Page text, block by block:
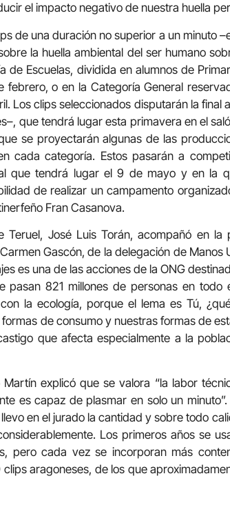
el impacto negativo de nuestra huella
de una duración no superior a un minuto
la huella ambiental del ser humano
de Escuelas, dividida en alumnos de
febrero, o en la Categoría General
Los clips seleccionados disputarán la final
que tendrá lugar esta primavera en el
se proyectarán algunas de las
cada categoría. Estos pasarán a
que tendrá lugar el 9 de mayo y en la
de realizar un campamento
Fran Casanova.
Teruel, José Luis Torán, acompañó en
Gascón, de la delegación de Manos
es una de las acciones de la ONG
pasan 821 millones de personas en todo
la ecología, porque el lema es Tú,
de consumo y nuestras formas de
que afecta especialmente a la
explicó que se valora “la labor
es capaz de plasmar en solo un
en el jurado la cantidad y sobre todo
Los primeros años se
pero cada vez se incorporan más
aragoneses, de los que